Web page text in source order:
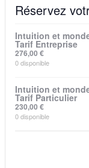
Réservez
Intuition et
Tarif Entreprise
276,00 €
0disponible
Intuition et
Tarif Particulier
230,00 €
0disponible